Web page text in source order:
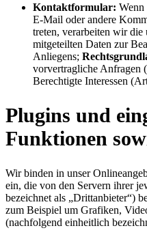
Kontaktformular: Wenn
E-Mail oder andere
treten, verarbeiten wir die
mitgeteilten Daten zur
Anliegens;
vorvertragliche
Berechtigte Interessen
Plugins und
Funktionen
Wir binden in unser
ein, die von den Servern ihrer
bezeichnet als „Drittanbieter“)
zum Beispiel um Grafiken,
(nachfolgend einheitlich